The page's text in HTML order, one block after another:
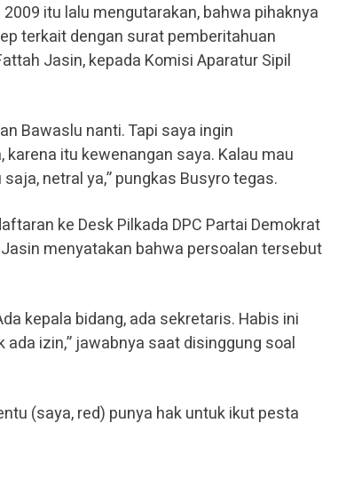
itu lalu mengutarakan, bahwa pihaknya
terkait dengan surat pemberitahuan
Jasin, kepada Komisi Aparatur Sipil
Bawaslu nanti. Tapi saya ingin
itu kewenangan saya. Kalau mau
netral ya,” pungkas Busyro tegas.
ke Desk Pilkada DPC Partai Demokrat
menyatakan bahwa persoalan tersebut
kepala bidang, ada sekretaris. Habis ini
izin,” jawabnya saat disinggung soal
(saya, red) punya hak untuk ikut pesta